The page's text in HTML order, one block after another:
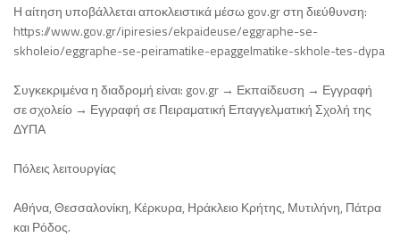
Η αίτηση υποβάλλεται αποκλειστικά μέσω gov.gr στη διεύθυνση:
https://www.gov.gr/ipiresies/ekpaideuse/eggraphe-se-
skholeio/eggraphe-se-peiramatike-epaggelmatike-skhole-tes-dypa
Συγκεκριμένα η διαδρομή είναι: gov.gr → Εκπαίδευση → Εγγραφή
σε σχολείο → Εγγραφή σε Πειραματική Επαγγελματική Σχολή της
ΔΥΠΑ
Πόλεις λειτουργίας
Αθήνα, Θεσσαλονίκη, Κέρκυρα, Ηράκλειο Κρήτης, Μυτιλήνη, Πάτρα
και Ρόδος.